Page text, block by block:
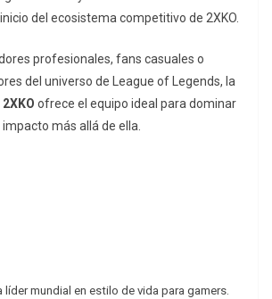
del ecosistema competitivo de 2XKO.
profesionales, fans casuales o
del universo de League of Legends, la
2XKO ofrece el equipo ideal para dominar
más allá de ella.
líder mundial en estilo de vida para gamers.